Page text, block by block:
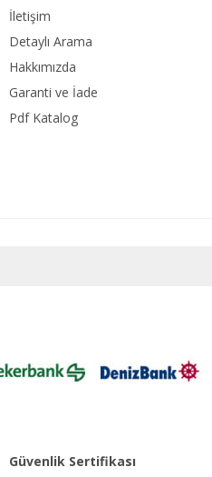
İletişim
Detaylı Arama
Hakkımızda
Garanti ve İade
Pdf Katalog
Güvenlik Sertifikası